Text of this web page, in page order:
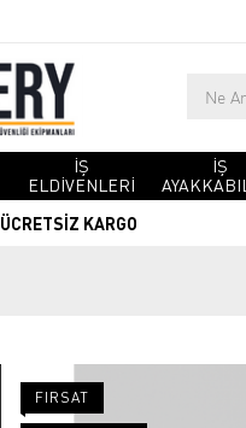
İŞ
ELDİVENLERİ
İŞ
ÜCRETSİZ KARGO
FIRSAT